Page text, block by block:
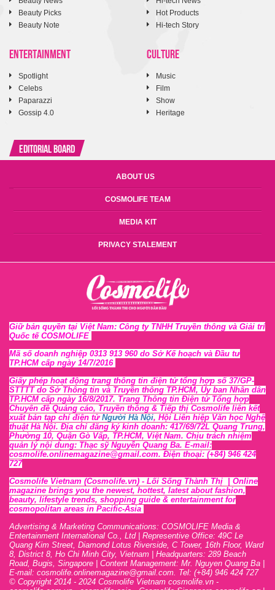
Beauty Picks
Beauty Note
Hot Products
Hi-tech Story
ENTERTAINMENT
Spotlight
Celebs
Paparazzi
Gossip 4.0
CULTURE
Music
Film
Show
Heritage
Editorial Board
ABOUT US
COSMOLIFE TEAM
MEDIA KIT
PRIVACY STALEMENT
Giữ bản quyền tại Việt Nam: Công ty TNHH Truyền thông và Giải trí
Quốc tế COSMOLIFE
Mã số doanh nghiệp 0313 913 960 do Sở Kế hoạch và Đầu tư
TP.HCM cấp ngày 14/7/2016
Giấy phép hoạt động trang thông tin điện tử tổng hợp số 37/GP-
STTTT do Sở Thông tin và Truyền thông TP.HCM, Ủy ban Nhân dân
TP.HCM cấp ngày 16/8/2017. Trang Thông tin Điện tử Tổng hợp
Chuyên đề Quảng cáo, Truyền thông & Tiếp thị Cosmolife liên kết
xuất bản tạp chí điện tử Người Hà Nội, Hội Liên hiệp Văn học Nghệ
thuật Hà Nội. Địa chỉ đăng ký kinh doanh: 417/69/72L Quang Trung,
Phường 10, Quận Gò Vấp, TP.HCM, Việt Nam. Chịu trách nhiệm
quản lý nội dung: Thạc sỹ Nguyễn Quang Ba. E-mail:
cosmolife.onlinemagazine@gmail.com. Điện thoại: (+84) 946 424
727
Cosmolife Vietnam (Cosmolife.vn) - Lối Sống Thành Thị | Online
magazine brings you the newest, hottest, latest about fashion,
beauty, lifestyle trends, shopping guide & entertainment for
cosmopolitan areas in Pacific-Asia
Advertising & Marketing Communications: COSMOLIFE Media &
Entertainment International Co., Ltd | Representive Office: 49C Le
Quang Kim Street, Diamond Lotus Riverside, C Tower, 16th Floor, Ward
8, District 8, Ho Chi Minh City, Vietnam | Headquarters: 289 Beach
Road, Bugis, Singapore | Content Management: Mr. Nguyen Quang Ba |
E-mail: cosmolife.onlinemagazine@gmail.com. Tel: (+84) 946 424 727
© Copyright 2014 - 2024 Cosmolife Vietnam cosmolife.vn -